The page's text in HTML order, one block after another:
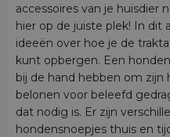
accessoires van je huisdier
hier op de juiste plek! In dit
ideeën over hoe je de
kunt opbergen. Een
bij de hand hebben om zijn
belonen voor beleefd
dat nodig is. Er zijn
hondensnoepjes thuis en